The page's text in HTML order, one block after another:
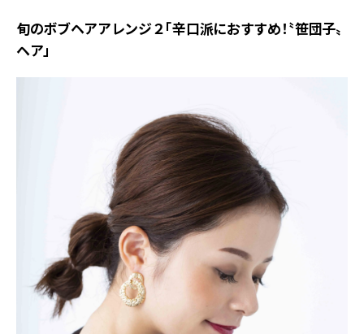
旬のボブヘアアレンジ２「辛口派におすすめ！〝笹団子〟
ヘア」